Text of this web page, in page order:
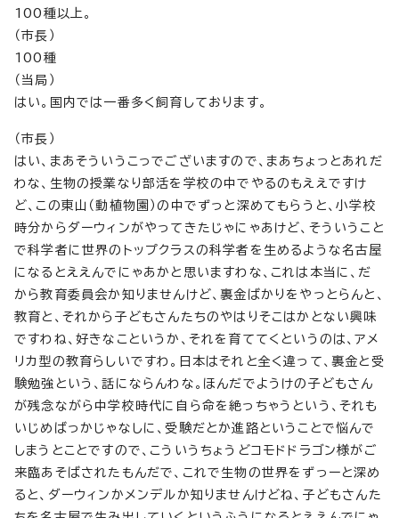
100種以上。
（市長）
100種
（当局）
はい。国内では一番多く飼育しております。
（市長）
はい、まあそういうこっでございますので、まあちょっとあれだ
わな、生物の授業なり部活を学校の中でやるのもええですけ
ど、この東山（動植物園）の中でずっと深めてもらうと、小学校
時分からダーウィンがやってきたじゃにゃあけど、そういうこと
で科学者に世界のトップクラスの科学者を生めるような名古屋
になるとええんでにゃあかと思いますわな、これは本当に、だ
から教育委員会か知りませんけど、裏金ばかりをやっとらんと、
教育と、それから子どもさんたちのやはりそこはかとない興味
ですわね、好きなこというか、それを育ててくというのは、アメ
リカ型の教育らしいですわ。日本はそれと全く違って、裏金と受
験勉強という、話にならんわな。ほんだでようけの子どもさん
が残念ながら中学校時代に自ら命を絶っちゃうという、それも
いじめばっかじゃなしに、受験だとか進路ということで悩んで
しまうとことですので、こういうちょうどコモドドラゴン様がご
来臨あそばされたもんだで、これで生物の世界をずっーと深め
ると、ダーウィンかメンデルか知りませんけどね、子どもさんた